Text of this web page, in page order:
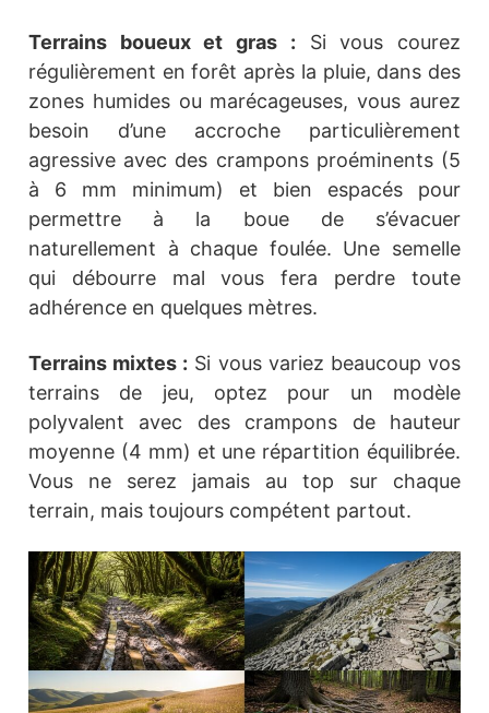
Terrains boueux et gras : Si vous courez
régulièrement en forêt après la pluie, dans des
zones humides ou marécageuses, vous aurez
besoin d’une accroche particulièrement
agressive avec des crampons proéminents (5
à 6 mm minimum) et bien espacés pour
permettre à la boue de s’évacuer
naturellement à chaque foulée. Une semelle
qui débourre mal vous fera perdre toute
adhérence en quelques mètres.
Terrains mixtes : Si vous variez beaucoup vos
terrains de jeu, optez pour un modèle
polyvalent avec des crampons de hauteur
moyenne (4 mm) et une répartition équilibrée.
Vous ne serez jamais au top sur chaque
terrain, mais toujours compétent partout.